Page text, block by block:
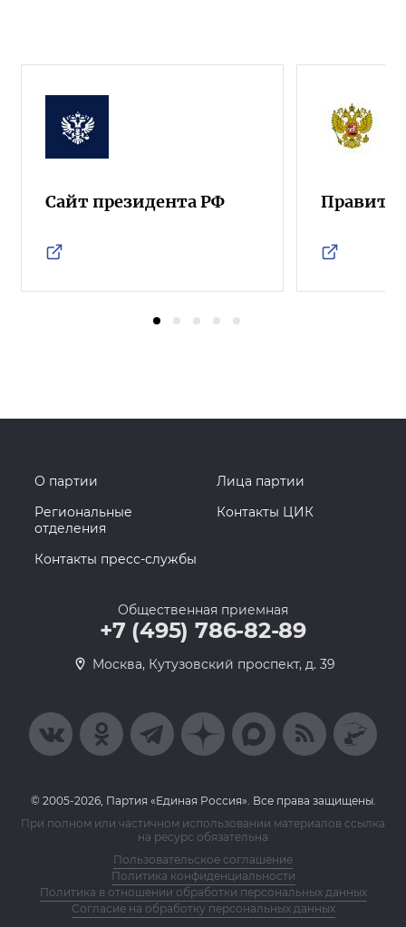
Сайт президента РФ
О партии
Лица партии
Региональные
отделения
Контакты ЦИК
Контакты пресс-службы
Общественная приемная
+7 (495) 786-82-89
Москва, Кутузовский проспект, д. 39
© 2005-2026, Партия «Единая Россия». Все права защищены.
При полном или частичном использовании материалов ссылка
на ресурс обязательна
Пользовательское соглашение
Политика конфиденциальности
Политика в отношении обработки персональных данных
Согласие на обработку персональных данных